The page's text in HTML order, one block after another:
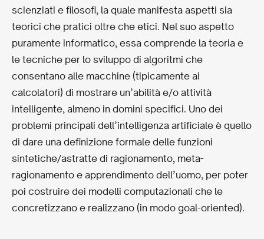
scienziati e filosofi, la quale manifesta aspetti sia
teorici che pratici oltre che etici. Nel suo aspetto
puramente informatico, essa comprende la teoria e
le tecniche per lo sviluppo di algoritmi che
consentano alle macchine (tipicamente ai
calcolatori) di mostrare un’abilità e/o attività
intelligente, almeno in domini specifici. Uno dei
problemi principali dell’intelligenza artificiale è quello
di dare una definizione formale delle funzioni
sintetiche/astratte di ragionamento, meta-
ragionamento e apprendimento dell’uomo, per poter
poi costruire dei modelli computazionali che le
concretizzano e realizzano (in modo goal-oriented).